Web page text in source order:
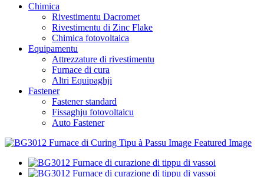
Chimica
Rivestimentu Dacromet
Rivestimentu di Zinc Flake
Chimica fotovoltaica
Equipamentu
Attrezzature di rivestimentu
Furnace di cura
Altri Equipaghji
Fastener
Fastener standard
Fissaghju fotovoltaicu
Auto Fastener